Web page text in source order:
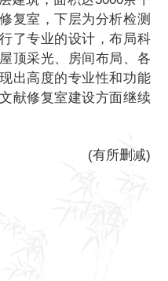
复室，下层为分析检测
了专业的设计，布局科
顶采光、房间布局、各
出高度的专业性和功能
献修复室建设方面继续
(有所删减)